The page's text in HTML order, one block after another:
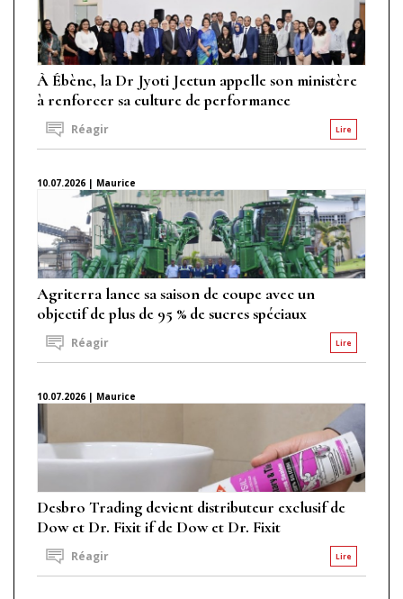
À Ébène, la Dr Jyoti Jeetun appelle son ministère
à renforcer sa culture de performance
Lire
Réagir
10.07.2026 | Maurice
Agriterra lance sa saison de coupe avec un
objectif de plus de 95 % de sucres spéciaux
Lire
Réagir
10.07.2026 | Maurice
Desbro Trading devient distributeur exclusif de
Dow et Dr. Fixit if de Dow et Dr. Fixit
Lire
Réagir